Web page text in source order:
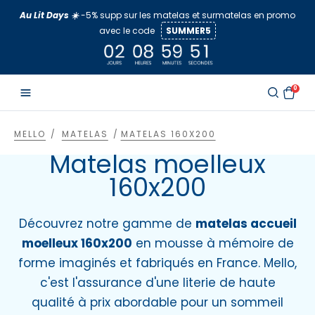
AllerAu Lit Days ☀️-5% supp sur les matelas et surmatelas en promo
avec le code
SUMMER5
0
MELLO MATELAS MATELAS 160X200
Matelas moelleux
160x200
Découvrez notre gamme de matelas accueil
moelleux 160x200 en mousse à mémoire de
forme imaginés et fabriqués en France. Mello,
c'est l'assurance d'une literie de haute
qualité à prix abordable pour un sommeil